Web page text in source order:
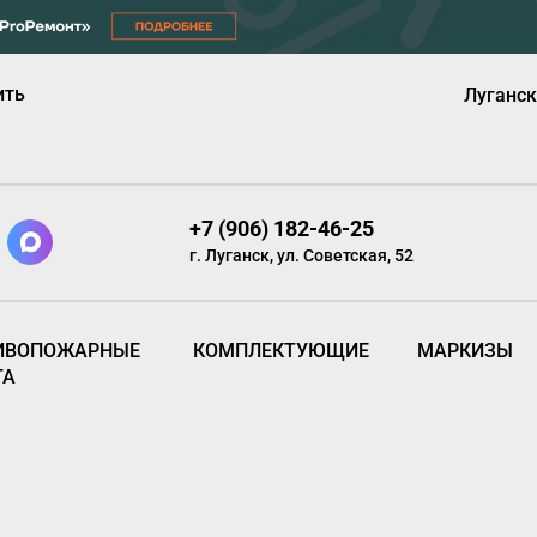
Луганск
+7 (906) 182-46-25
г. Луганск, ул. Советская, 52
КОМПЛЕКТУЮЩИЕ МАРКИЗЫ